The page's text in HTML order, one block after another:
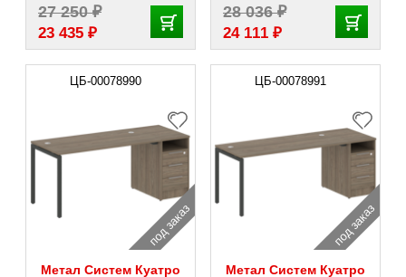
27 250₽
23 435 ₽
28 036₽
24 111 ₽
ЦБ-00078990
под заказ
Метал Систем Куатро
ЦБ-00078991
под заказ
Метал Систем Куатро